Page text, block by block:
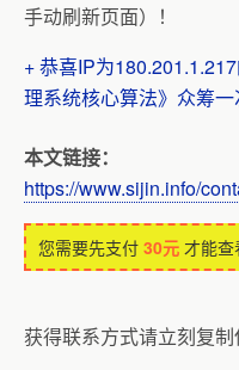
手动刷新页面）！
+ 恭喜IP为
理系统核心算法》众筹一
本文链接：
https://www.sijin.info/
您需要先支付 30元 才能查
获得联系方式请立刻复制